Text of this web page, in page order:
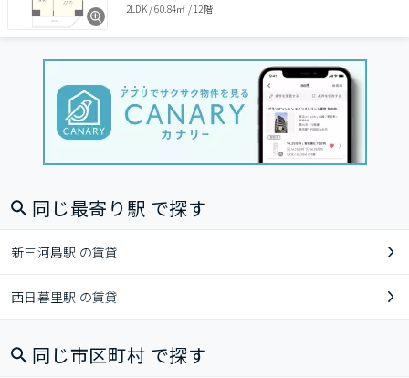
2LDK/60.84㎡ / 12階
同じ最寄り駅 で探す
新三河島駅 の賃貸
西日暮里駅 の賃貸
同じ市区町村 で探す